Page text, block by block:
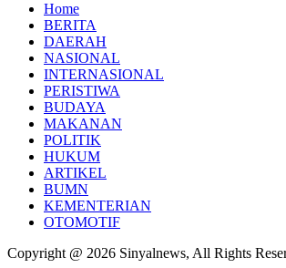
Home
BERITA
DAERAH
NASIONAL
INTERNASIONAL
PERISTIWA
BUDAYA
MAKANAN
POLITIK
HUKUM
ARTIKEL
BUMN
KEMENTERIAN
OTOMOTIF
Copyright @ 2026 Sinyalnews, All Rights